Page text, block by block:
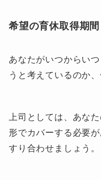
希望の育休取得期間
あなたがいつからい
うと考えているのか、
上司としては、あな
形でカバーする必要
すり合わせましょう。